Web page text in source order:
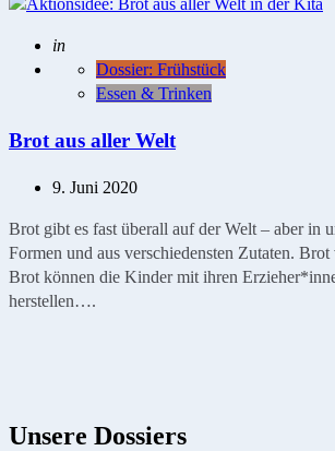
Geschrieben
in
Dossier: Frühstück
Essen & Trinken
Brot aus aller Welt
9. Juni 2020
Brot gibt es fast überall auf der Welt – aber in
Formen und aus verschiedensten Zutaten.
Brot können die Kinder mit ihren
herstellen….
Unsere Dossiers